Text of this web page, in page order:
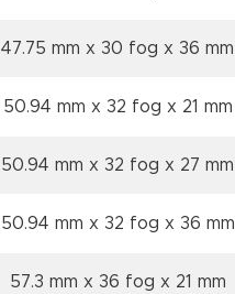
47.75 mm x 30 fog x 36 mm
50.94 mm x 32 fog x 21 mm
50.94 mm x 32 fog x 27 mm
50.94 mm x 32 fog x 36 mm
57.3 mm x 36 fog x 21 mm